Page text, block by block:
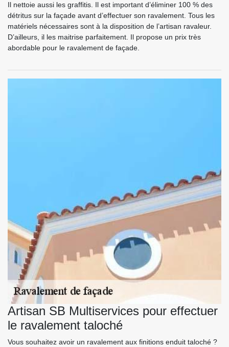
Il nettoie aussi les graffitis. Il est important d’éliminer 100 % des
détritus sur la façade avant d’effectuer son ravalement. Tous les
matériels nécessaires sont à la disposition de l’artisan ravaleur.
D’ailleurs, il les maitrise parfaitement. Il propose un prix très
abordable pour le ravalement de façade.
Artisan SB Multiservices pour effectuer
le ravalement taloché
Vous souhaitez avoir un ravalement aux finitions enduit taloché ?